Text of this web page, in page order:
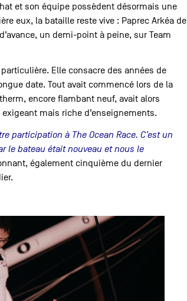
et son équipe possèdent désormais une
eux, la bataille reste vive : Paprec Arkéa de
un demi-point à peine, sur Team
Elle consacre des années de
date. Tout avait commencé lors de la
encore flambant neuf, avait alors
mais riche d’enseignements.
participation à The Ocean Race. C’est un
le bateau était nouveau et nous le
également cinquième du dernier